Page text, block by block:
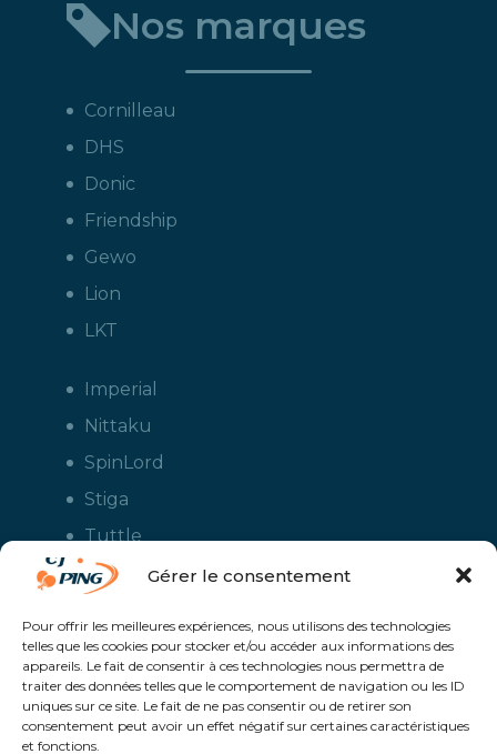
Gérer le consentement
Pour offrir les meilleures expériences, nous utilisons des technologies
telles que les cookies pour stocker et/ou accéder aux informations des
appareils. Le fait de consentir à ces technologies nous permettra de
traiter des données telles que le comportement de navigation ou les ID
uniques sur ce site. Le fait de ne pas consentir ou de retirer son
consentement peut avoir un effet négatif sur certaines caractéristiques
et fonctions.
Nos marques
Cornilleau
DHS
Donic
Friendship
Gewo
Lion
LKT
Imperial
Nittaku
SpinLord
Stiga
Tuttle
Xiom